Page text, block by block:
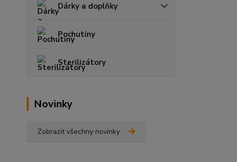
Dárky a doplňky
Pochutiny
Sterilizátory
Novinky
Zobrazit všechny novinky